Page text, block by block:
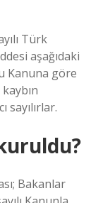
Türk
aşağıdaki
Kanuna göre
Bakanlar